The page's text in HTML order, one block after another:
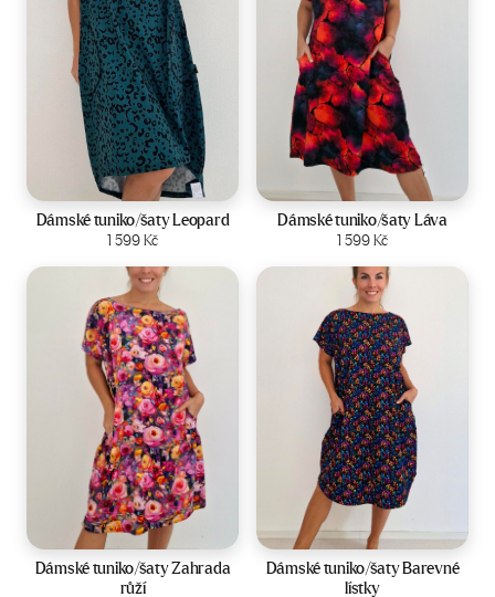
Velikost:44-50
Dámské tuniko/šaty Leopard
1 599Kč
Zobrazit produkt
Velikost: 44-50
Dámské tuniko/šaty Láva
1 599Kč
Zobrazit produkt
Velikost:44-50
Dámské tuniko/šaty Zahrada
růží
Velikost:44-50
Dámské tuniko/šaty Barevné
lístky